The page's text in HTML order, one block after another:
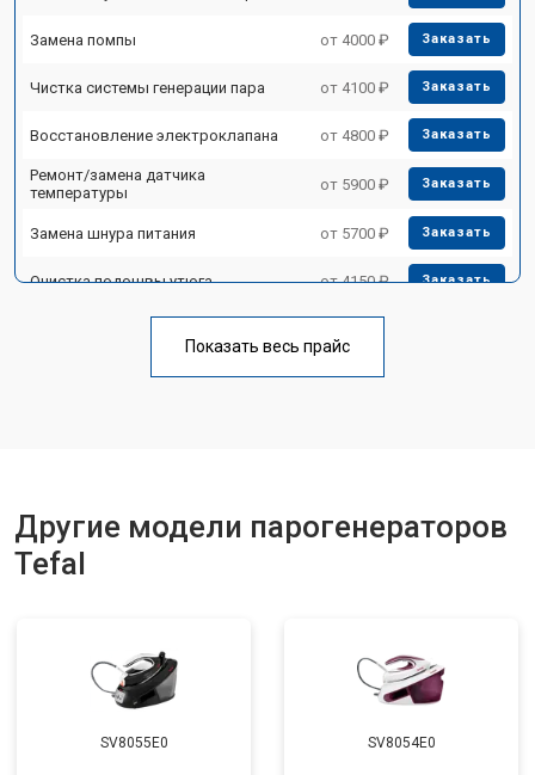
Замена помпы от 4000 ₽ Заказать
Чистка системы генерации пара от 4100 ₽ Заказать
Восстановление электроклапана от 4800 ₽ Заказать
Ремонт/замена датчика
температуры
от 5900 ₽ Заказать
Замена шнура питания от 5700 ₽ Заказать
Очистка подошвы утюга от 4150 ₽ Заказать
Корпусный ремонт (замена резинок,
Профилактическая чистка от 4700 ₽
Показать весь прайс
Другие модели парогенераторов
Tefal
SV8055E0 SV8054E0